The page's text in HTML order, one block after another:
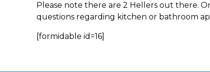
Please note there are 2 Hellers out there.
questions regarding kitchen or bathroom
[formidable id=16]